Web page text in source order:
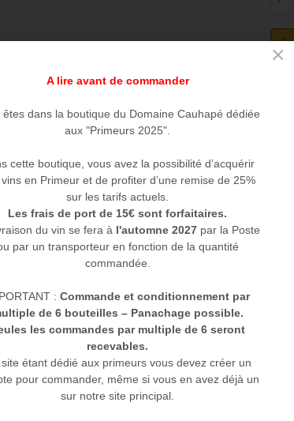
à travers sa jolie robe dorée. Le nez est
finir après aération sur des notes de
généreux et élancé. Savoureux et
aux notes fumées et épicées. La fin de
beaucoup de vivacité.
×
A lire avant de commander
êtes dans la boutique du Domaine Cauhapé dédiée
aux "Primeurs 2025".
cette boutique, vous avez la possibilité d’acquérir
en Primeur et de profiter d’une remise de 25%
sur les tarifs actuels.
Les frais de port de 15€ sont forfaitaires.
du vin se fera à l'automne 2027par la Poste
par un transporteur en fonction de la quantité
commandée.
: Commande et conditionnement par
de 6 bouteilles – Panachage possible.
les commandes par multiple de 6 seront
recevables.
étant dédié aux primeurs vous devez créer un
pour commander, même si vous en avez déjà un
sur notre site principal.